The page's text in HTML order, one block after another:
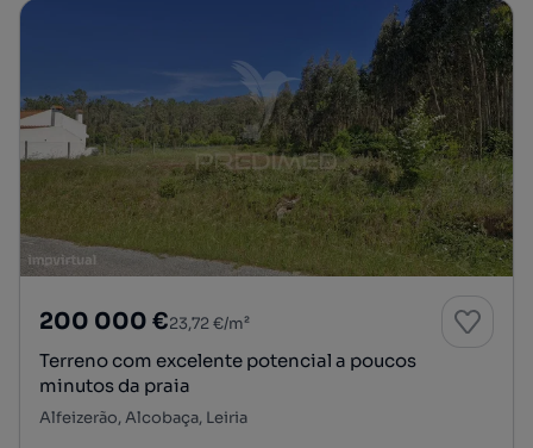
200 000 €23,72 €/m²
Terreno com excelente potencial a poucos
minutos da praia
Alfeizerão, Alcobaça, Leiria